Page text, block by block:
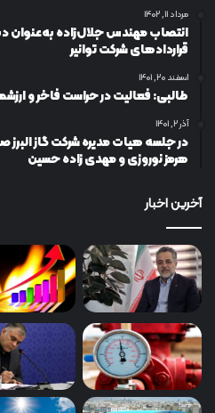
مرداد ۱۱, ۱۴۰۲
انتصاب مهندس جلال‌زاده به‌عنوان
قراردادهای شركت توانیر
اسفند ۲۰, ۱۴۰۱
طالبی: فعالیت در حراست فاخر و
آذر ۲, ۱۴۰۱
در جلسه هیات مدیره شرکت گاز
هرمز نوروزی و مهدی زاده حسین
آخرین اخبار